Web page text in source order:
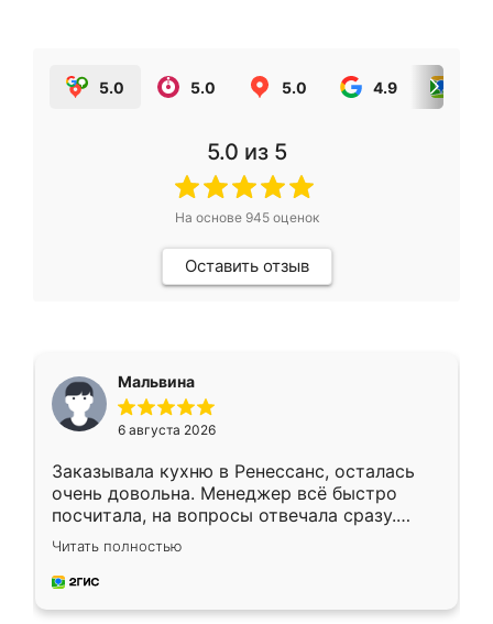
5.0 5.0 5.0 4.9
5.0 из 5
На основе 945оценок
Оставить отзыв
Мальвина
6 августа 2026
Заказывала кухню в Ренессанс, осталась
очень довольна. Менеджер всё быстро
посчитала, на вопросы отвечала сразу.
Замерщик приехал в субботу, подошёл к
делу со всей ответственностью. Собрали
за день, ребята работали аккуратно, даже
Читать полностью